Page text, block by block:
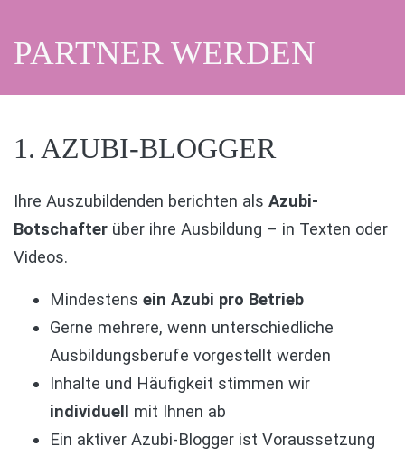
PARTNER WERDEN
1. AZUBI-BLOGGER
Ihre Auszubildenden berichten als Azubi-
Botschafter über ihre Ausbildung – in Texten oder
Videos.
Mindestens ein Azubi pro Betrieb
Gerne mehrere, wenn unterschiedliche
Ausbildungsberufe vorgestellt werden
Inhalte und Häufigkeit stimmen wir
individuell
mit Ihnen ab
Ein aktiver Azubi-Blogger ist Voraussetzung